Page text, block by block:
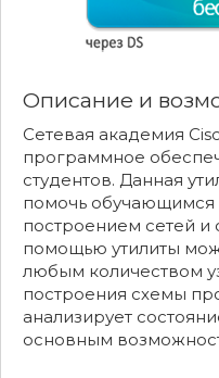
Описание и
Сетевая академия
программное
студентов. Данная
помочь обучающимся
построением сетей
помощью утилиты
любым количеством
построения схемы
анализирует
основным